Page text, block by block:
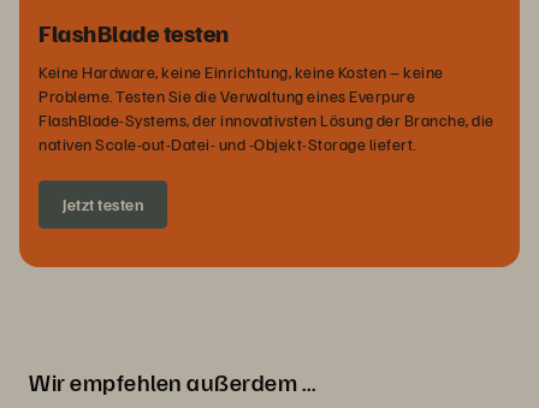
FlashBlade testen
Keine Hardware, keine Einrichtung, keine Kosten – keine
Probleme. Testen Sie die Verwaltung eines Everpure
FlashBlade-Systems, der innovativsten Lösung der Branche, die
nativen Scale-out-Datei- und -Objekt-Storage liefert.
Jetzt testen
Wir empfehlen außerdem …